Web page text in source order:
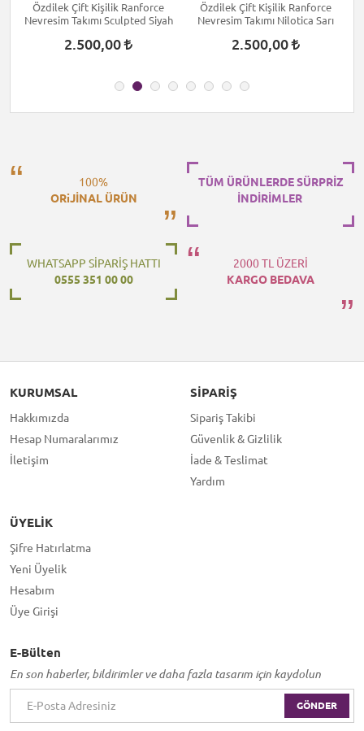
Özdilek Çift Kişilik Ranforce
Nevresim Takımı Sculpted Siyah
2.500,00
Özdilek Çift Kişilik Ranforce
Nevresim Takımı Nilotica Sarı
2.500,00
100%
ORiJİNAL ÜRÜN
TÜM ÜRÜNLERDE SÜRPRİZ
İNDİRİMLER
WHATSAPP SİPARİŞ HATTI
0555 351 00 00
2000 TL ÜZERİ
KARGO BEDAVA
KURUMSAL
Hakkımızda
Hesap Numaralarımız
İletişim
SIPARIŞ
Sipariş Takibi
Güvenlik & Gizlilik
İade & Teslimat
Yardım
ÜYELIK
Şifre Hatırlatma
Yeni Üyelik
Hesabım
Üye Girişi
E-Bülten
En son haberler, bildirimler ve daha fazla tasarım için kaydolun
GÖNDER